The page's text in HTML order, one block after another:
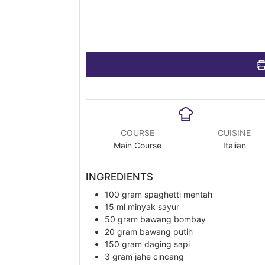
COURSE
Main Course
CUISINE
Italian
INGREDIENTS
100 gram spaghetti mentah
15 ml minyak sayur
50 gram bawang bombay
20 gram bawang putih
150 gram daging sapi
3 gram jahe cincang